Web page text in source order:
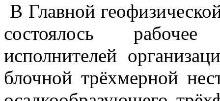
В Главной
состоялось
исполнителей
блочной трёхмерной